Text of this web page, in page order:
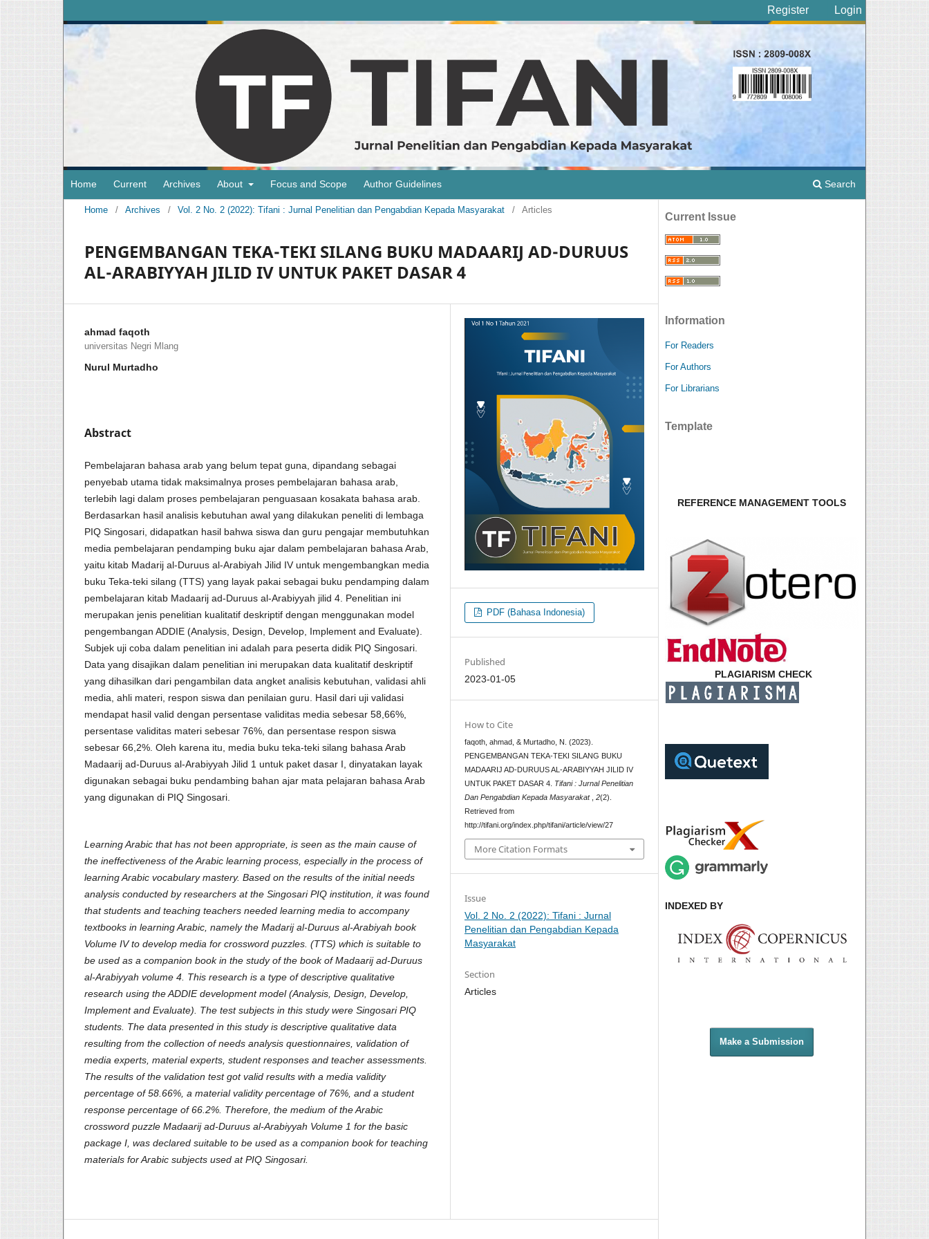
Home Current Archives About Focus and Scope Author Guidelines Search
Register Login
Home / Archives / Vol. 2 No. 2 (2022): Tifani : Jurnal Penelitian dan Pengabdian Kepada Masyarakat / Articles
PENGEMBANGAN TEKA-TEKI SILANG BUKU MADAARIJ AD-DURUUS
AL-ARABIYYAH JILID IV UNTUK PAKET DASAR 4
ahmad faqoth
universitas Negri Mlang
Nurul Murtadho
Abstract
Pembelajaran bahasa arab yang belum tepat guna, dipandang sebagai
penyebab utama tidak maksimalnya proses pembelajaran bahasa arab,
terlebih lagi dalam proses pembelajaran penguasaan kosakata bahasa arab.
Berdasarkan hasil analisis kebutuhan awal yang dilakukan peneliti di lembaga
PIQ Singosari, didapatkan hasil bahwa siswa dan guru pengajar membutuhkan
media pembelajaran pendamping buku ajar dalam pembelajaran bahasa Arab,
yaitu kitab Madarij al-Duruus al-Arabiyah Jilid IV untuk mengembangkan media
buku Teka-teki silang (TTS) yang layak pakai sebagai buku pendamping dalam
pembelajaran kitab Madaarij ad-Duruus al-Arabiyyah jilid 4. Penelitian ini
merupakan jenis penelitian kualitatif deskriptif dengan menggunakan model
pengembangan ADDIE (Analysis, Design, Develop, Implement and Evaluate).
Subjek uji coba dalam penelitian ini adalah para peserta didik PIQ Singosari.
Data yang disajikan dalam penelitian ini merupakan data kualitatif deskriptif
yang dihasilkan dari pengambilan data angket analisis kebutuhan, validasi ahli
media, ahli materi, respon siswa dan penilaian guru. Hasil dari uji validasi
mendapat hasil valid dengan persentase validitas media sebesar 58,66%,
persentase validitas materi sebesar 76%, dan persentase respon siswa
sebesar 66,2%. Oleh karena itu, media buku teka-teki silang bahasa Arab
Madaarij ad-Duruus al-Arabiyyah Jilid 1 untuk paket dasar I, dinyatakan layak
digunakan sebagai buku pendambing bahan ajar mata pelajaran bahasa Arab
yang digunakan di PIQ Singosari.
Learning Arabic that has not been appropriate, is seen as the main cause of
the ineffectiveness of the Arabic learning process, especially in the process of
learning Arabic vocabulary mastery. Based on the results of the initial needs
analysis conducted by researchers at the Singosari PIQ institution, it was found
that students and teaching teachers needed learning media to accompany
textbooks in learning Arabic, namely the Madarij al-Duruus al-Arabiyah book
Volume IV to develop media for crossword puzzles. (TTS) which is suitable to
be used as a companion book in the study of the book of Madaarij ad-Duruus
al-Arabiyyah volume 4. This research is a type of descriptive qualitative
research using the ADDIE development model (Analysis, Design, Develop,
Implement and Evaluate). The test subjects in this study were Singosari PIQ
students. The data presented in this study is descriptive qualitative data
resulting from the collection of needs analysis questionnaires, validation of
media experts, material experts, student responses and teacher assessments.
The results of the validation test got valid results with a media validity
percentage of 58.66%, a material validity percentage of 76%, and a student
response percentage of 66.2%. Therefore, the medium of the Arabic
crossword puzzle Madaarij ad-Duruus al-Arabiyyah Volume 1 for the basic
package I, was declared suitable to be used as a companion book for teaching
materials for Arabic subjects used at PIQ Singosari.
PDF (Bahasa Indonesia)
Published
2023-01-05
How to Cite
faqoth, ahmad, & Murtadho, N. (2023).
PENGEMBANGAN TEKA-TEKI SILANG BUKU
MADAARIJ AD-DURUUS AL-ARABIYYAH JILID IV
UNTUK PAKET DASAR 4. Tifani : Jurnal Penelitian
Dan Pengabdian Kepada Masyarakat
,2(2).
Retrieved from
http://tifani.org/index.php/tifani/article/view/27
More Citation Formats
Issue
Vol. 2 No. 2 (2022): Tifani : Jurnal
Penelitian dan Pengabdian Kepada
Masyarakat
Section
Articles
Current Issue
Information
For Readers
For Authors
For Librarians
Template
REFERENCE MANAGEMENT TOOLS
PLAGIARISM CHECK
INDEXED BY
Make a Submission